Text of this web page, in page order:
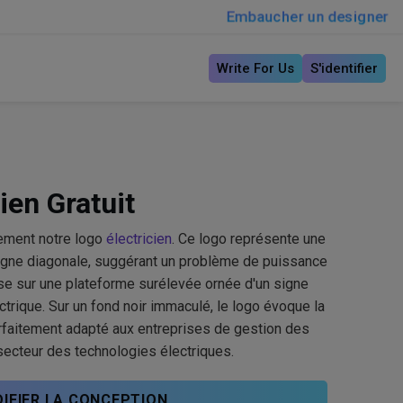
Embaucher un designer
Write For Us S'identifier
Gratuit
notre logo électricien. Ce logo représente une
diagonale, suggérant un problème de puissance
sur une plateforme surélevée ornée d'un signe
Sur un fond noir immaculé, le logo évoque la
adapté aux entreprises de gestion des
des technologies électriques.